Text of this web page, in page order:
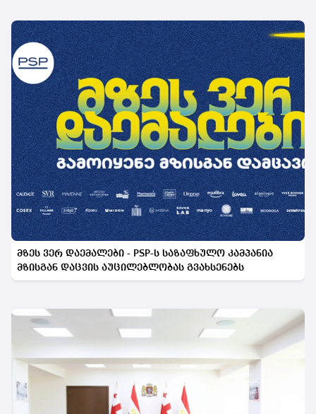
მზეს ვერ დაემალები - PSP-ს საზაფხულო კამპანია
მზისგან დაცვის აუცილებლობას გვახსენებს